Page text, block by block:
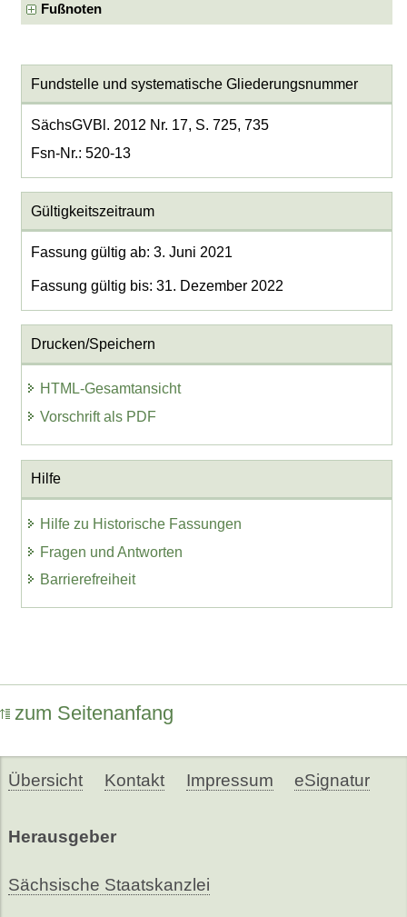
Fußnoten
Fundstelle und systematische Gliederungsnummer
SächsGVBl. 2012 Nr. 17, S. 725, 735
Fsn-Nr.: 520-13
Gültigkeitszeitraum
Fassung gültig ab: 3. Juni 2021
Fassung gültig bis: 31. Dezember 2022
Drucken/Speichern
HTML-Gesamtansicht
Vorschrift als PDF
Hilfe
Hilfe zu Historische Fassungen
Fragen und Antworten
Barrierefreiheit
zum Seitenanfang
Übersicht Kontakt Impressum eSignatur
Herausgeber
Sächsische Staatskanzlei